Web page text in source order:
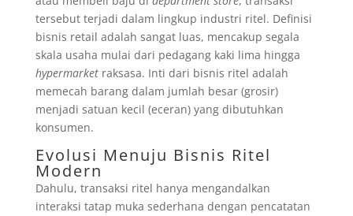
tersebut terjadi dalam lingkup industri ritel. Definisi
bisnis retail adalah sangat luas, mencakup segala
skala usaha mulai dari pedagang kaki lima hingga
hypermarketraksasa. Inti dari bisnis ritel adalah
memecah barang dalam jumlah besar (grosir)
menjadi satuan kecil (eceran) yang dibutuhkan
konsumen.
Evolusi Menuju Bisnis Ritel
Modern
Dahulu, transaksi ritel hanya mengandalkan
interaksi tatap muka sederhana dengan pencatatan